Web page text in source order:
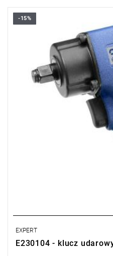
• Waga: 1,6 kg
Kompaktowa budowa
Moment: 678 Nm podczas
Osłona gumowa na rękojeści.
Progresywny spust.
Regulacja mocy: 3.
Gwint połączenia: 1/4".
Rura : 3/8" - 10 mm.
- Wspornik magnetyczny:
-15%
EXPERT
E230104 - klucz